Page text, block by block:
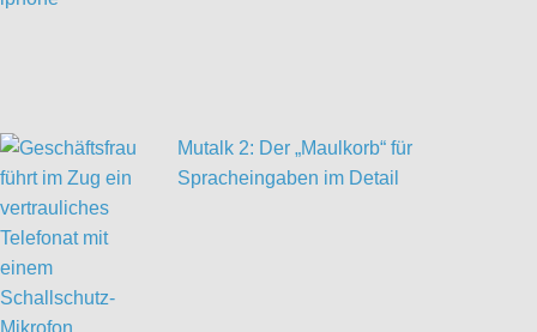
Mutalk 2: Der „Maulkorb“ für
Spracheingaben im Detail